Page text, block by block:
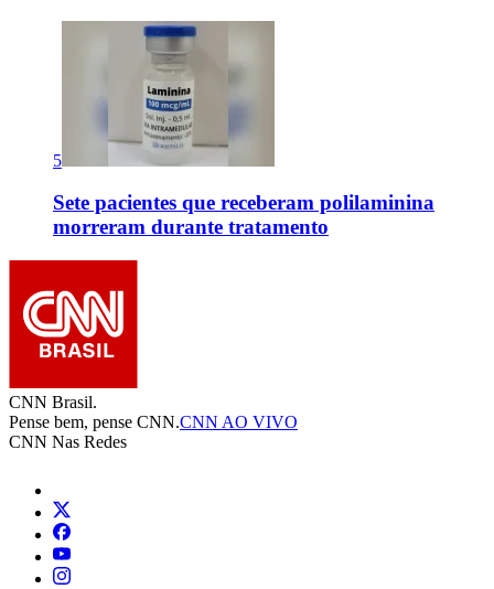
5
Sete pacientes que receberam polilaminina
morreram durante tratamento
CNN Brasil.
Pense bem, pense CNN.CNN AO VIVO
CNN Nas Redes